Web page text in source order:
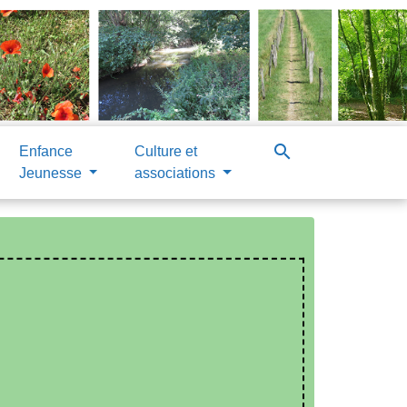
Enfance
Jeunesse
Culture et
associations
search